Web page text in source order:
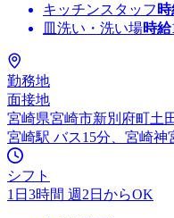
キッチンスタッフ
皿洗い・洗い場時給
勤務地
面接地
宮崎県宮崎市新別府町土
宮崎駅 バス15分、宮崎神
シフト
1日3時間 週2日からOK